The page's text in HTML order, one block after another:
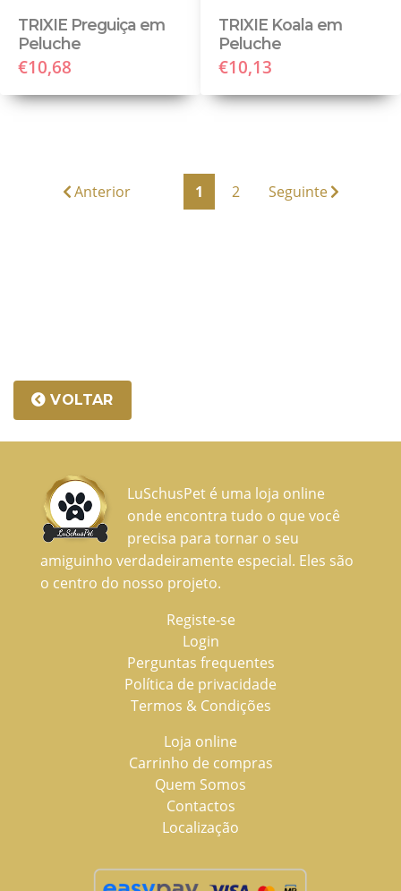
TRIXIE Preguiça em
Peluche
€10,68
TRIXIE Koala em
Peluche
€10,13
Anterior 1 2 Seguinte
VOLTAR
LuSchusPet é uma loja online
onde encontra tudo o que você
precisa para tornar o seu
amiguinho verdadeiramente especial. Eles são
o centro do nosso projeto.
Registe-se
Login
Perguntas frequentes
Política de privacidade
Termos & Condições
Loja online
Carrinho de compras
Quem Somos
Contactos
Localização